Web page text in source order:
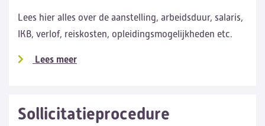
Lees hier alles over de aanstelling, arbeidsduur, salaris,
IKB, verlof, reiskosten, opleidingsmogelijkheden etc.
Lees meer
Sollicitatieprocedure